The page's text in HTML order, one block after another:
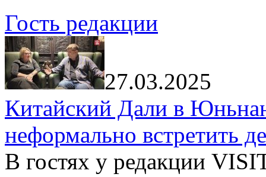
Гость редакции
27.03.2025
Китайский Дали в
неформально встретить
В гостях у редакции